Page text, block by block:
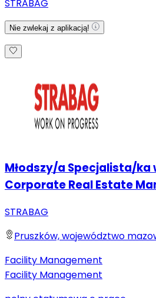
STRABAG
Nie zwlekaj z aplikacją!
Młodszy/a Specjalista/ka
Corporate Real Estate
STRABAG
Pruszków, województwo
Facility Management
Facility Management